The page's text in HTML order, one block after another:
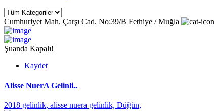
Cumhuriyet Mah. Çarşı Cad. No:39/B Fethiye / Muğla
Şuanda Kapalı!
Kaydet
Alisse NuerA Gelinli..
2018 gelinlik, alisse nuera gelinlik, Düğün,